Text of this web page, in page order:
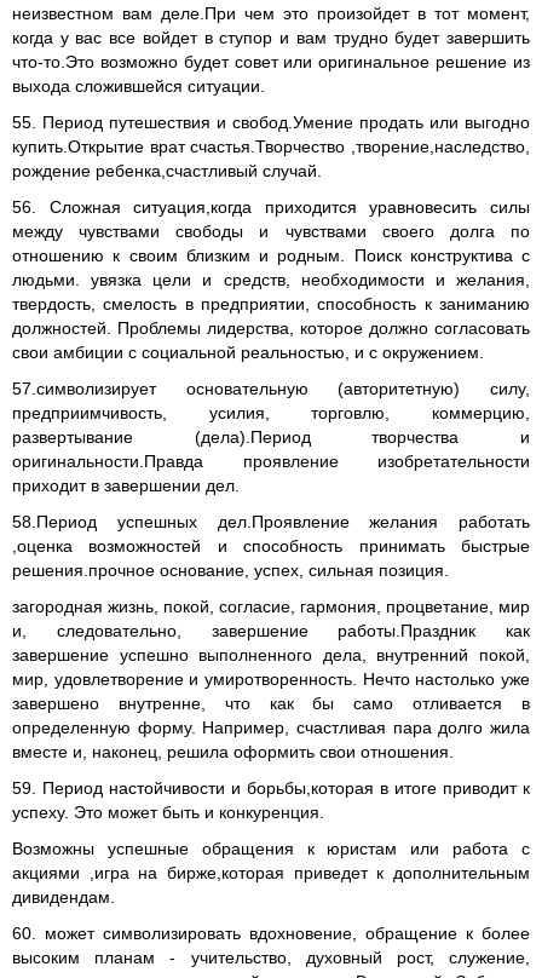
неизвестном вам деле.При чем это произойдет в тот момент,
когда у вас все войдет в ступор и вам трудно будет завершить
что-то.Это возможно будет совет или оригинальное решение из
выхода сложившейся ситуации.
55. Период путешествия и свобод.Умение продать или выгодно
купить.Открытие врат счастья.Творчество ,творение,наследство,
рождение ребенка,счастливый случай.
56. Сложная ситуация,когда приходится уравновесить силы
между чувствами свободы и чувствами своего долга по
отношению к своим близким и родным. Поиск конструктива с
людьми. увязка цели и средств, необходимости и желания,
твердость, смелость в предприятии, способность к заниманию
должностей. Проблемы лидерства, которое должно согласовать
свои амбиции с социальной реальностью, и с окружением.
57.символизирует основательную (авторитетную) силу,
предприимчивость, усилия, торговлю, коммерцию,
развертывание (дела).Период творчества и
оригинальности.Правда проявление изобретательности
приходит в завершении дел.
58.Период успешных дел.Проявление желания работать
,оценка возможностей и способность принимать быстрые
решения.прочное основание, успех, сильная позиция.
загородная жизнь, покой, согласие, гармония, процветание, мир
и, следовательно, завершение работы.Праздник как
завершение успешно выполненного дела, внутренний покой,
мир, удовлетворение и умиротворенность. Нечто настолько уже
завершено внутренне, что как бы само отливается в
определенную форму. Например, счастливая пара долго жила
вместе и, наконец, решила оформить свои отношения.
59. Период настойчивости и борьбы,которая в итоге приводит к
успеху. Это может быть и конкуренция.
Возможны успешные обращения к юристам или работа с
акциями ,игра на бирже,которая приведет к дополнительным
дивидендам.
60. может символизировать вдохновение, обращение к более
высоким планам - учительство, духовный рост, служение,